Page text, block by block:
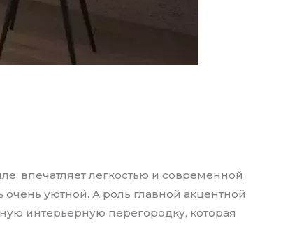
впечатляет легкостью и современной
уютной. А роль главной акцентной
интерьерную перегородку, которая